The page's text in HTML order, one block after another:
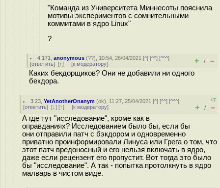
"Команда из Университета Миннесоты пояснила
мотивы экспериментов с сомнительными
коммитами в ядро Linux"
?
4.171 ,anonymous (??), 10:54, 26/04/2021 [^] [^^] [^^^]
[ответить] [↑] [к модератору] + / –
Каких бекдорщиков? Они не добавили ни одного
бекдора.
3.23 ,YetAnotherOnanym (ok), 11:27, 25/04/2021 [^] [^^] [^^^]
[ответить] [↓] [↑] [к модератору]
+7
+ / –
А где тут "исследование", кроме как в
оправданиях? Исследованием было бы, если бы
они отправили патч с бэкдором и одновременно
приватно проинформировали Линуса или Грега о том, что
этот патч вредоносный и его нельзя включать в ядро,
даже если рецензент его пропустит. Вот тогда это было
бы "исследование". А так - попытка протолкнуть в ядро
малварь в чистом виде.